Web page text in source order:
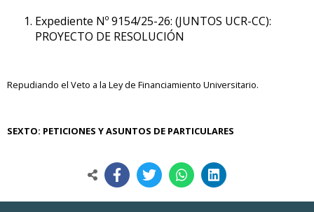
Expediente Nº 9154/25-26: (JUNTOS UCR-CC):
PROYECTO DE RESOLUCIÓN
Repudiando el Veto a la Ley de Financiamiento Universitario.
SEXTO: PETICIONES Y ASUNTOS DE PARTICULARES